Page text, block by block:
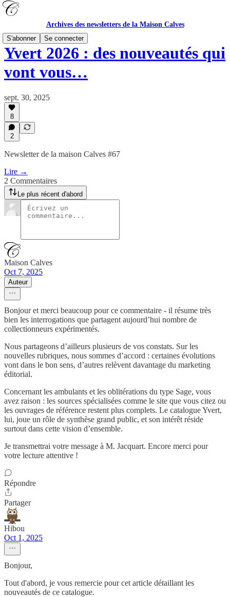
Archives des newsletters de la Maison Calves
S'abonner
Se connecter
Yvert 2026 : des nouveautés qui
vont vous…
sept. 30, 2025
8
2
Newsletter de la maison Calves #67
Lire →
2 Commentaires
Le plus récent d'abord
Maison Calves
Oct 7, 2025
Auteur
Bonjour et merci beaucoup pour ce commentaire - il résume très
bien les interrogations que partagent aujourd’hui nombre de
collectionneurs expérimentés.
Nous partageons d’ailleurs plusieurs de vos constats. Sur les
nouvelles rubriques, nous sommes d’accord : certaines évolutions
vont dans le bon sens, d’autres relèvent davantage du marketing
éditorial.
Concernant les ambulants et les oblitérations du type Sage, vous
avez raison : les sources spécialisées comme le site que vous citez ou
les ouvrages de référence restent plus complets. Le catalogue Yvert,
lui, joue un rôle de synthèse grand public, et son intérêt réside
surtout dans cette vision d’ensemble.
Je transmettrai votre message à M. Jacquart. Encore merci pour
votre lecture attentive !
Répondre
Partager
Hibou
Oct 1, 2025
Bonjour,
Tout d'abord, je vous remercie pour cet article détaillant les
nouveautés de ce catalogue.